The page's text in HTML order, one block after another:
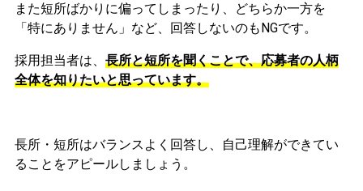
また短所ばかりに偏ってしまったり、どちらか一方を
「特にありません」など、回答しないのもNGです。
採用担当者は、 長所と短所を聞くことで、応募者の人柄
全体を知りたいと思っています。
長所・短所はバランスよく回答し、自己理解ができてい
ることをアピールしましょう。